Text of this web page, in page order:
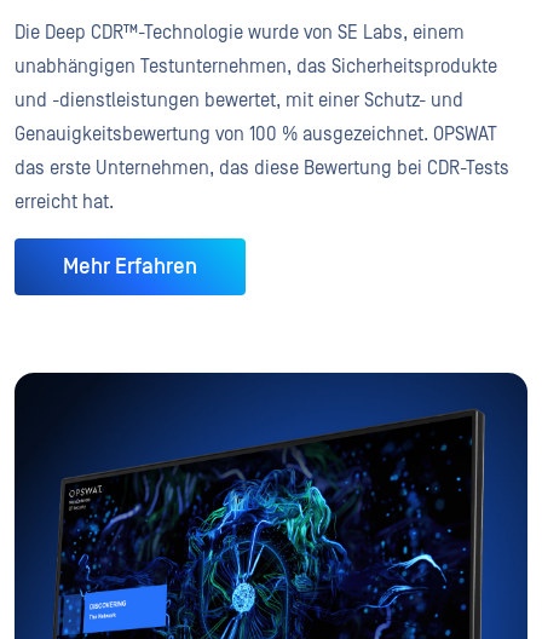
Die Deep CDR™-Technologie wurde von SE Labs, einem
unabhängigen Testunternehmen, das Sicherheitsprodukte
und -dienstleistungen bewertet, mit einer Schutz- und
Genauigkeitsbewertung von 100 % ausgezeichnet. OPSWAT
das erste Unternehmen, das diese Bewertung bei CDR-Tests
erreicht hat.
Mehr Erfahren